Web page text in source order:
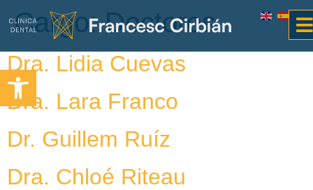
Abrir barra de herramientas
Cargo:Doctores
Dra. Lidia Cuevas
Dra. Lara Franco
Dr. Guillem Ruíz
Dra. Chloé Riteau